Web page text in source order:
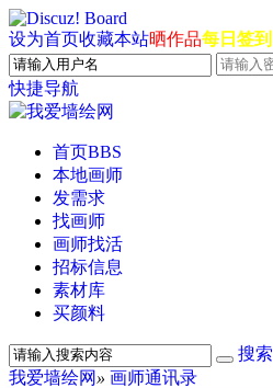
设为首页收藏本站晒作品每日签到
快捷导航
首页BBS
本地画师
发需求
找画师
画师找活
招标信息
素材库
买颜料
搜索
我爱墙绘网 » 画师通讯录